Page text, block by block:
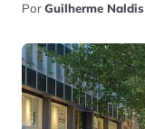
PorGuilherme Naldis